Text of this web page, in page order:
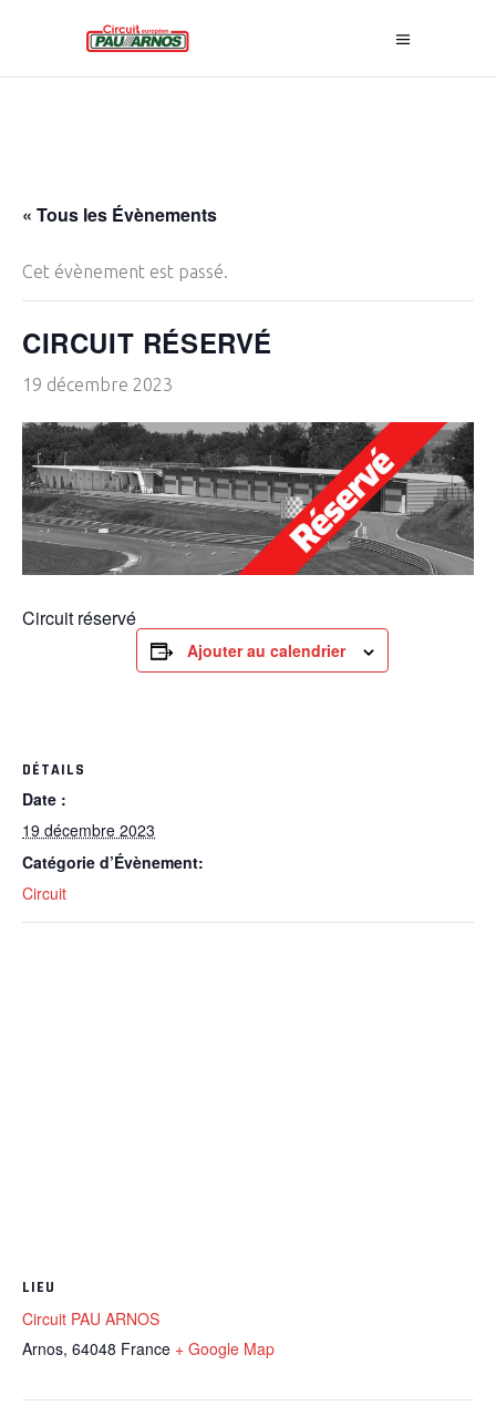
« Tous les Évènements
Cet évènement est passé.
CIRCUIT RÉSERVÉ
19 décembre 2023
Circuit réservé
Ajouter au calendrier
DÉTAILS
Date :
19 décembre 2023
Catégorie d’Évènement:
Circuit
LIEU
Circuit PAU ARNOS
Arnos, 64048 France + Google Map